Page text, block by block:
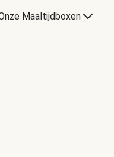
Maaltijdboxen